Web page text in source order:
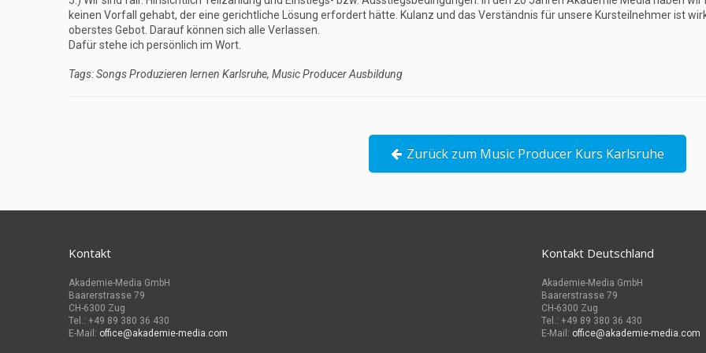
keinen Vorfall gehabt, der eine gerichtliche Lösung erfordert hätte. Kulanz und das Verständnis für unsere Kursteilnehmer ist
oberstes Gebot. Darauf können sich alle Verlassen.
Dafür stehe ich persönlich im Wort.
Tags: Songs Produzieren lernen Karlsruhe, Music Producer Ausbildung
Zurück zum Music Producer Kurs Karlsruhe
Kontakt
Akademie-Media GmbH
Baarerstrasse 79
CH-6300 Zug
Tel.: +49 89 380 36 430
E-Mail: office@akademie-media.com
Kontakt Deutschland
Akademie-Media GmbH
Baarerstrasse 79
CH-6300 Zug
Tel.: +49 89 380 36 430
E-Mail: office@akademie-media.com